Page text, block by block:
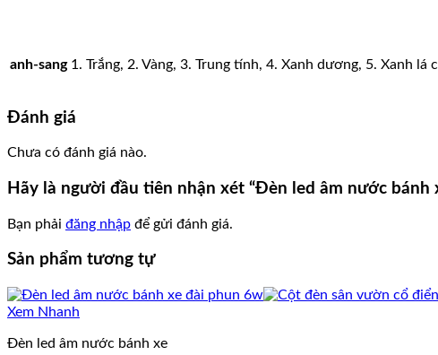
anh-sang 1. Trắng, 2. Vàng, 3. Trung tính, 4. Xanh dương, 5. Xanh lá
Đánh giá
Chưa có đánh giá nào.
Hãy là người đầu tiên nhận xét “Đèn led âm nước bánh
Bạn phải đăng nhập để gửi đánh giá.
Sản phẩm tương tự
Xem Nhanh
Đèn led âm nước bánh xe